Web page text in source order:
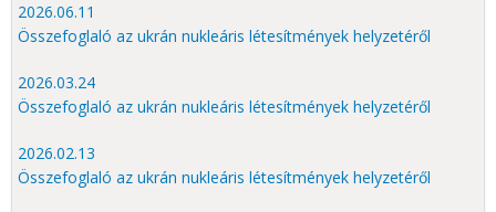
2026.06.11
Összefoglaló az ukrán nukleáris létesítmények helyzetéről
2026.03.24
Összefoglaló az ukrán nukleáris létesítmények helyzetéről
2026.02.13
Összefoglaló az ukrán nukleáris létesítmények helyzetéről